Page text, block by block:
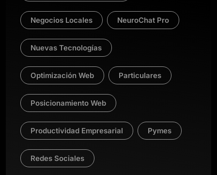
Negocios Locales NeuroChat Pro
Nuevas Tecnologías
Optimización Web Particulares
Posicionamiento Web
Productividad Empresarial Pymes
Redes Sociales